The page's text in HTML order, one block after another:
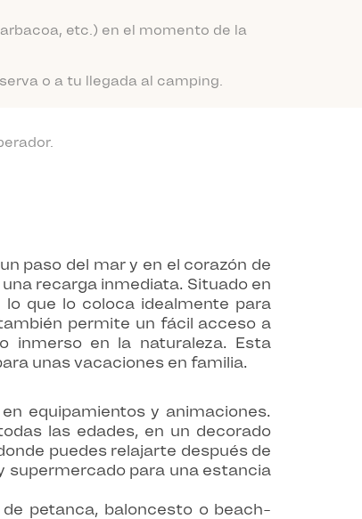
etc.) en el momento de la
o a tu llegada al camping.
paso del mar y en el corazón de
recarga inmediata. Situado en
que lo coloca idealmente para
permite un fácil acceso a
inmerso en la naturaleza. Esta
unas vacaciones en familia.
equipamientos y animaciones.
las edades, en un decorado
puedes relajarte después de
supermercado para una estancia
petanca, baloncesto o beach-